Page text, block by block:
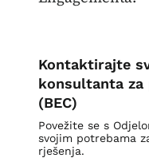
Kontaktirajte
konsultanta za
(BEC)
Povežite se s
svojim potrebama
rješenja.